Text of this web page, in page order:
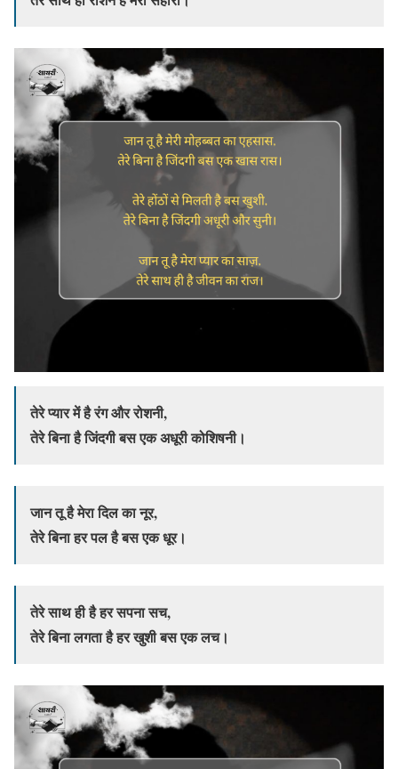
तेरे प्यार में है रंग और रोशनी,
तेरे बिना है जिंदगी बस एक अधूरी कोशिषनी।
जान तू है मेरा दिल का नूर,
तेरे बिना हर पल है बस एक धूर।
तेरे साथ ही है हर सपना सच,
तेरे बिना लगता है हर खुशी बस एक लच।